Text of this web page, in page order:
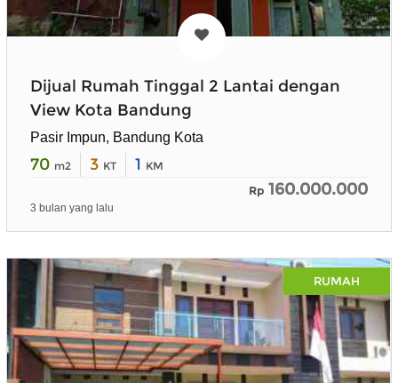
Dijual Rumah Tinggal 2 Lantai dengan
View Kota Bandung
Pasir Impun, Bandung Kota
70 m2 3 KT 1 KM
Rp 160.000.000
3 bulan yang lalu
RUMAH